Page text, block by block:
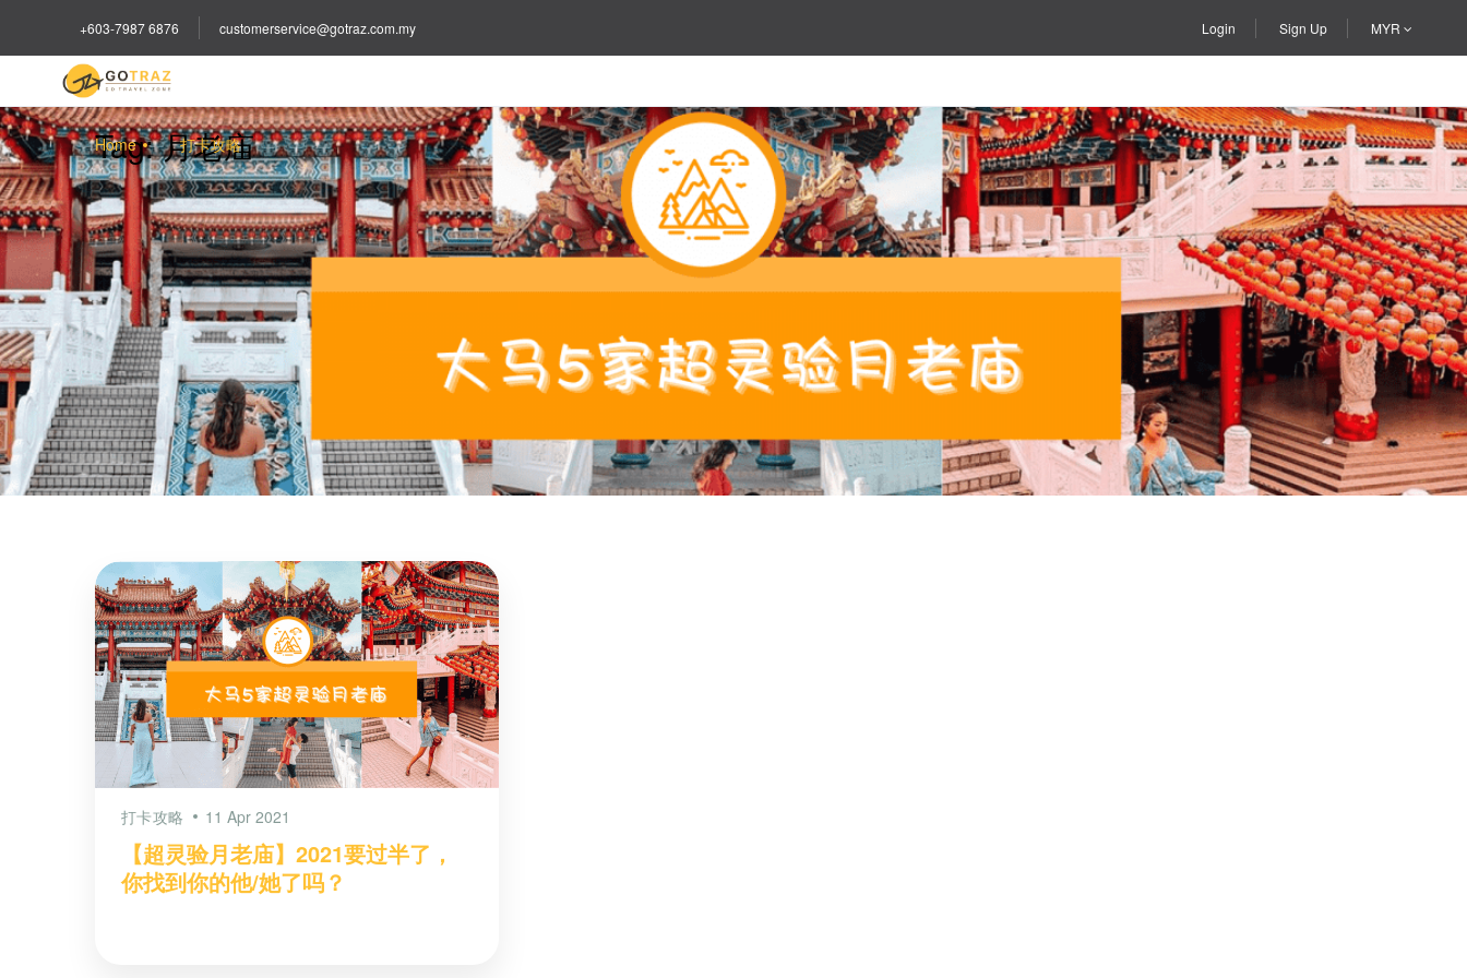
+603-7987 6876 customerservice@gotraz.com.my Login Sign Up MYR
Tag:月老庙
Home 打卡攻略
打卡攻略 11 Apr 2021
【超灵验月老庙】2021要过半了，
你找到你的他/她了吗？